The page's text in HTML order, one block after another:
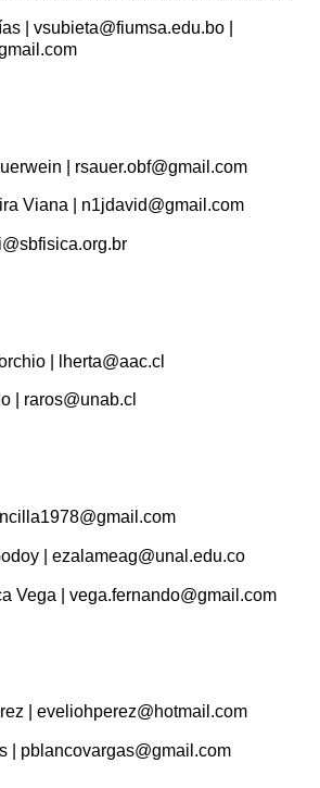
| vsubieta@fiumsa.edu.bo |
| rsauer.obf@gmail.com
Viana | n1jdavid@gmail.com
| lherta@aac.cl
| raros@unab.cl
| ezalameag@unal.edu.co
Vega | vega.fernando@gmail.com
| eveliohperez@hotmail.com
| pblancovargas@gmail.com